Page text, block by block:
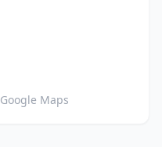
Google Maps